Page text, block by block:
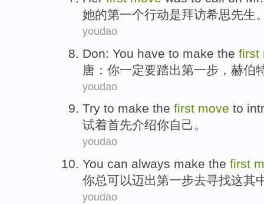
她的第一个行动是拜访希思先生
youdao
Don: You have to make the first
唐 ： 你一定要踏出第一步 ， 赫伯
youdao
Try to make the first move to
试着首先介绍你自己。
youdao
You can always make the first
你总可以迈出第一步去寻找这其
youdao